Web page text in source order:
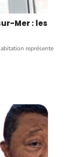
Mer : les
représente